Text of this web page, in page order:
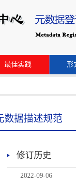
最佳实践 形
数据描述规范
修订历史
2022-09-06